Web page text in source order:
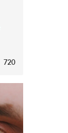
720